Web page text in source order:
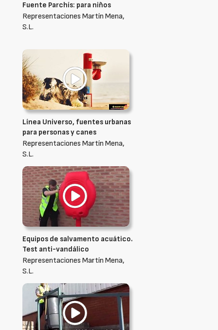
Fuente Parchís: para niños
Representaciones Martín Mena,
S.L.
Línea Universo, fuentes urbanas
para personas y canes
Representaciones Martín Mena,
S.L.
Equipos de salvamento acuático.
Test anti-vandálico
Representaciones Martín Mena,
S.L.